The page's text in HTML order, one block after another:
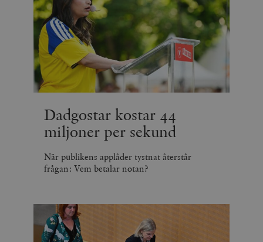
Dadgostar kostar 44
miljoner per sekund
När publikens applåder tystnat återstår
frågan: Vem betalar notan?